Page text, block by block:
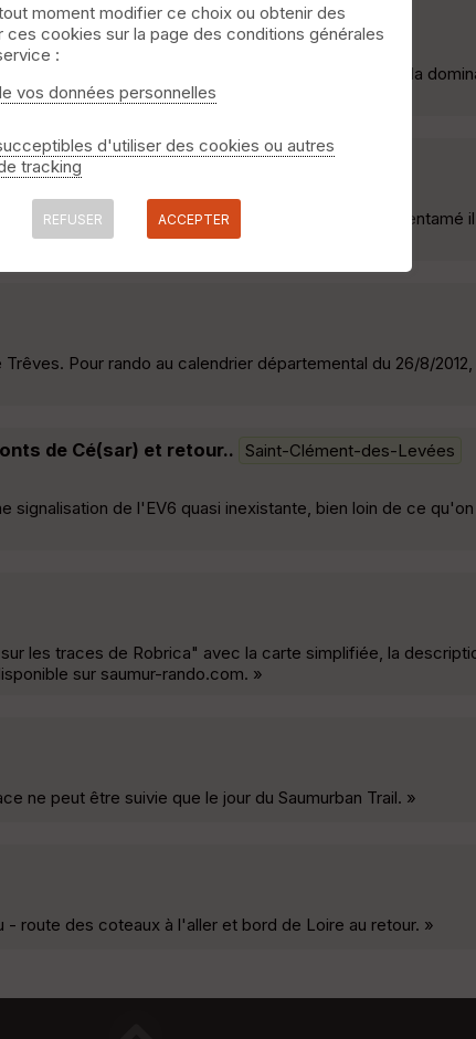
pour découvrir la Loire en la longeant puis en la
la Vélodycée jusqu’à Saint-Nazaire et on fini le tour entamé
Saumur »
Pour rando au calendrier départemental du 26/8/2012,
de Cé(sar) et retour.. Saint-Clément-des-Levées
de l'EV6 quasi inexistante, bien loin de ce qu'on
les traces de Robrica" avec la carte simplifiée, la
sur saumur-rando.com. »
ne peut être suivie que le jour du Saumurban Trail. »
route des coteaux à l'aller et bord de Loire au retour. »
moment modifier ce choix ou obtenir des
ces cookies sur la page des conditions générales
:
vos données personnelles
d'utiliser des cookies ou autres
tracking
REFUSER ACCEPTER